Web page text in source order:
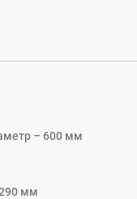
– 600 мм
мм